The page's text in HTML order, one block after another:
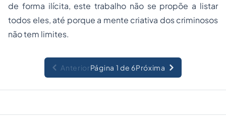
de forma ilícita, este trabalho não se propõe a listar
todos eles, até porque a mente criativa dos criminosos
não tem limites.
AnteriorPágina 1 de 6Próxima